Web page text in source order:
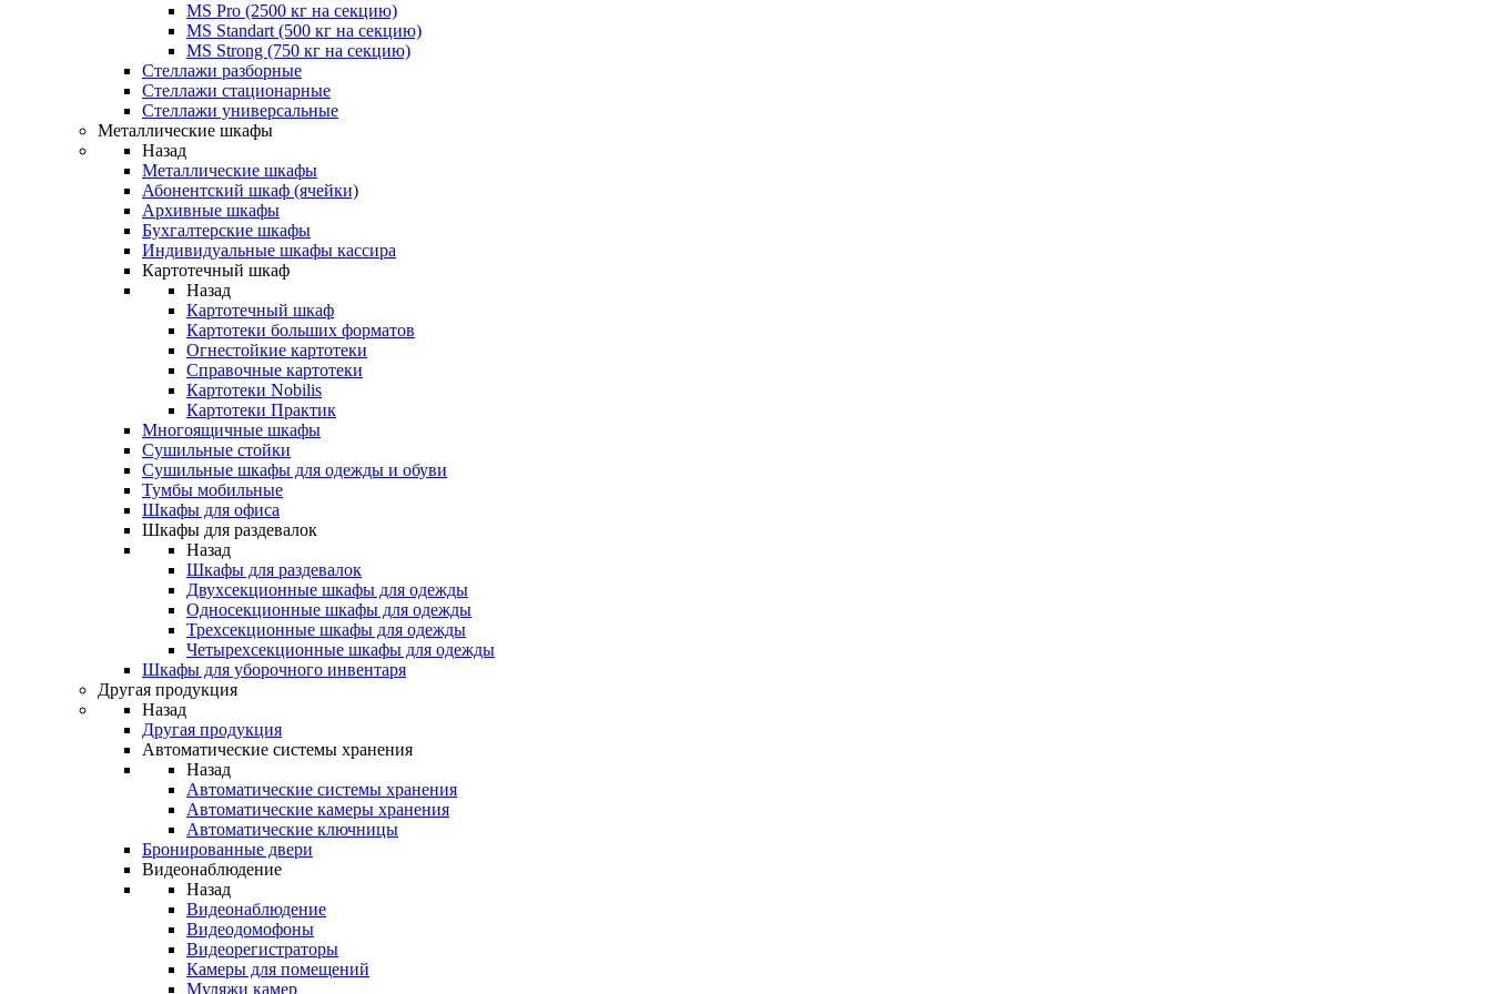
MS Pro (2500 кг на секцию)
MS Standart (500 кг на секцию)
MS Strong (750 кг на секцию)
Стеллажи разборные
Стеллажи стационарные
Стеллажи универсальные
Металлические шкафы
Назад
Металлические шкафы
Абонентский шкаф (ячейки)
Архивные шкафы
Бухгалтерские шкафы
Индивидуальные шкафы кассира
Картотечный шкаф
Назад
Картотечный шкаф
Картотеки больших форматов
Огнестойкие картотеки
Справочные картотеки
Картотеки Nobilis
Картотеки Практик
Многоящичные шкафы
Сушильные стойки
Сушильные шкафы для одежды и обуви
Тумбы мобильные
Шкафы для офиса
Шкафы для раздевалок
Назад
Шкафы для раздевалок
Двухсекционные шкафы для одежды
Односекционные шкафы для одежды
Трехсекционные шкафы для одежды
Четырехсекционные шкафы для одежды
Шкафы для уборочного инвентаря
Другая продукция
Назад
Другая продукция
Автоматические системы хранения
Назад
Автоматические системы хранения
Автоматические камеры хранения
Автоматические ключницы
Бронированные двери
Видеонаблюдение
Назад
Видеонаблюдение
Видеодомофоны
Видеорегистраторы
Камеры для помещений
Муляжи камер